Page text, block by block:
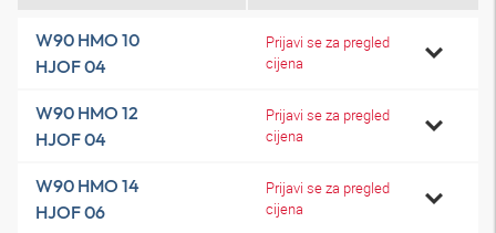
W90 HMO 10
HJOF 04
Prijavi se za pregled
cijena
W90 HMO 12
HJOF 04
Prijavi se za pregled
cijena
W90 HMO 14
HJOF 06
Prijavi se za pregled
cijena